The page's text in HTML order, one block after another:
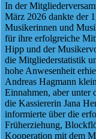
In der
März 2026 dankte der
Musikerinnen und
für ihre erfolgreiche
Hipp und der
die Mitgliederstatistik
hohe Anwesenheit
Andreas Hagmann
Einnahmen, aber unter
die Kassiererin Jana
informierte über die
Früherziehung,
Kooperation mit dem